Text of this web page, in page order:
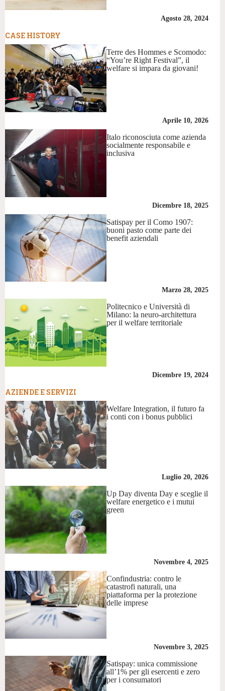
Agosto 28, 2024
CASE HISTORY
Terre des Hommes e Scomodo:
“You’re Right Festival”, il
welfare si impara da giovani!
Aprile 10, 2026
Italo riconosciuta come azienda
socialmente responsabile e
inclusiva
Dicembre 18, 2025
Satispay per il Como 1907:
buoni pasto come parte dei
benefit aziendali
Marzo 28, 2025
Politecnico e Università di
Milano: la neuro-architettura
per il welfare territoriale
Dicembre 19, 2024
AZIENDE E SERVIZI
Welfare Integration, il futuro fa
i conti con i bonus pubblici
Luglio 20, 2026
Up Day diventa Day e sceglie il
welfare energetico e i mutui
green
Novembre 4, 2025
Confindustria: contro le
catastrofi naturali, una
piattaforma per la protezione
delle imprese
Novembre 3, 2025
Satispay: unica commissione
all’1% per gli esercenti e zero
per i consumatori